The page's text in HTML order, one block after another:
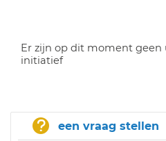
Er zijn op dit moment geen
initiatief
een vraag stellen